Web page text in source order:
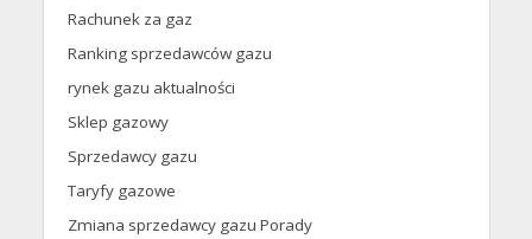
Rachunek za gaz
Ranking sprzedawców gazu
rynek gazu aktualności
Sklep gazowy
Sprzedawcy gazu
Taryfy gazowe
Zmiana sprzedawcy gazu Porady